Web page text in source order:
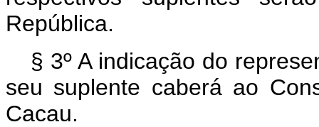
República.
§ 3º A indicação do
seu suplente caberá ao
Cacau.